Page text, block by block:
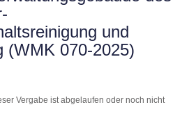
und
(WMK 070-2025)
Vergabe ist abgelaufen oder noch nicht